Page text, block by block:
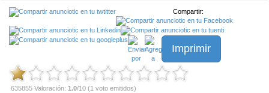
Compartir:
Imprimir
635855 Valoración: 1.0/10 (1 voto emitidos)